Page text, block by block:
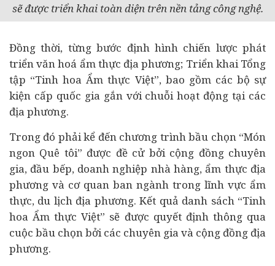
sẽđược triển khai toàn diện trên nền tảng công nghệ.
Đồng thời, từng bước định hình chiến lược phát
triển văn hoá ẩm thực địa phương; Triển khai Tổng
tập “Tinh hoa Ẩm thực Việt”, bao gồm các bộ sự
kiện cấp quốc gia gắn với chuỗi hoạt động tại các
địa phương.
Trong đó phải kể đến chương trình bầu chọn “Món
ngon Quê tôi” được đề cử bởi cộng đồng chuyên
gia, đầu bếp, doanh nghiệp nhà hàng, ẩm thực địa
phương và cơ quan ban ngành trong lĩnh vực ẩm
thực, du lịch địa phương. Kết quả danh sách “Tinh
hoa Ẩm thực Việt” sẽ được quyết định thông qua
cuộc bầu chọn bởi các chuyên gia và cộng đồng địa
phương.